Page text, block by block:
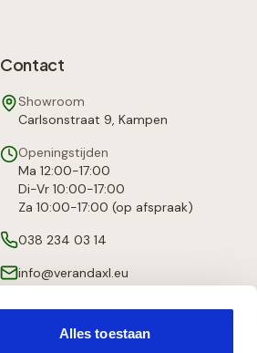
Alles toestaan
Contact
Showroom
Carlsonstraat 9, Kampen
Openingstijden
Ma 12:00-17:00
Di-Vr 10:00-17:00
Za 10:00-17:00 (op afspraak)
038 234 03 14
info@verandaxl.eu